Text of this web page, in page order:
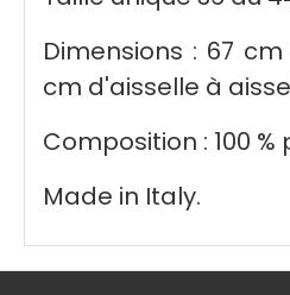
Dimensions : 67
cm d'aisselle à
Composition : 100 %
Made in Italy.